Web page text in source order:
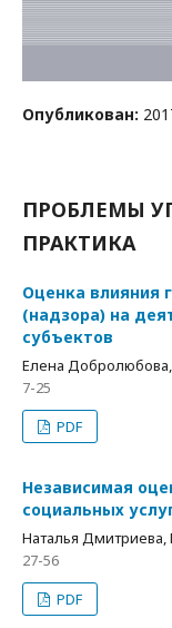
Опубликован:
ПРОБЛЕМЫ
ПРАКТИКА
Оценка влияния
(надзора) на
субъектов
Елена
7-25
PDF
Независимая
социальных
Наталья Дмитриева,
27-56
PDF